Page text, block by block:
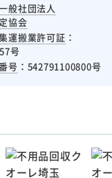
般社団法人
協会
運搬業許可証 ：
号
号 ：542791100800号